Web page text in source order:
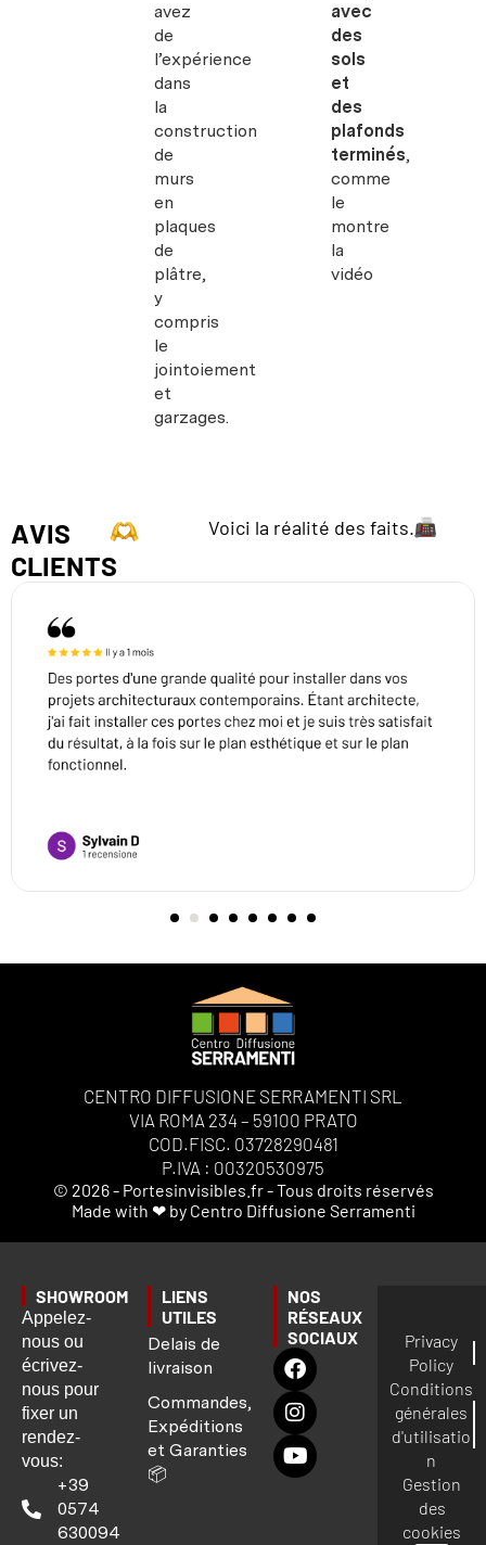
avez
de
l’expérience
dans
la
construction
de
murs
en
plaques
de
plâtre,
y
compris
le
jointoiement
et
garzages.
avec
des
sols
et
des
plafonds
terminés,
comme
le
montre
la
vidéo
AVIS
CLIENTS
Voici la réalité des faits.
CENTRO DIFFUSIONE SERRAMENTI SRL
VIA ROMA 234 – 59100 PRATO
COD.FISC. 03728290481
P.IVA : 00320530975
© 2026 - Portesinvisibles.fr - Tous droits réservés
Made with ❤ by Centro Diffusione Serramenti
SHOWROOM
Appelez-
nous ou
écrivez-
nous pour
fixer un
rendez-
vous:
+39
0574
630094
LIENS
UTILES
Delais de
livraison
Commandes,
Expéditions
et Garanties
📦
NOS
RÉSEAUX
SOCIAUX
Privacy
Policy
Conditions
générales
d'utilisatio
n
Gestion
des
cookies